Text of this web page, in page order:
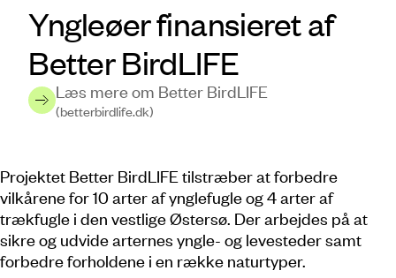
Yngleøer finansieret af
Better BirdLIFE
Læs mere om Better BirdLIFE
(betterbirdlife.dk)
Projektet Better BirdLIFE tilstræber at forbedre
vilkårene for 10 arter af ynglefugle og 4 arter af
trækfugle i den vestlige Østersø. Der arbejdes på at
sikre og udvide arternes yngle- og levesteder samt
forbedre forholdene i en række naturtyper.